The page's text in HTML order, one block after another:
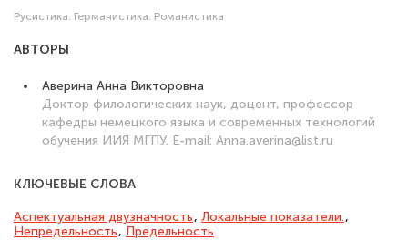
Русистика. Германистика. Романистика
АВТОРЫ
Аверина Анна Викторовна
Доктор филологических наук, доцент, профессор
кафедры немецкого языка и современных технологий
обучения ИИЯ МГПУ. E-mail: Anna.averina@list.ru
КЛЮЧЕВЫЕ СЛОВА
Аспектуальная двузначность, Локальные показатели.,
Непредельность, Предельность